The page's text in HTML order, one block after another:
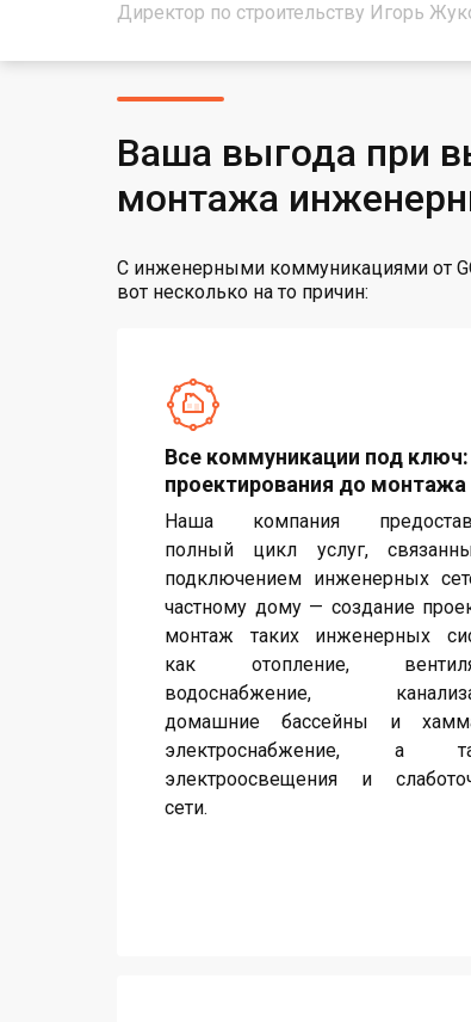
Директор по строительству Игорь
Ваша выгода при
монтажа
С инженерными коммуникациями от
вот несколько на то причин:
Все коммуникации под
проектирования до монтажа
Наша компания
полный цикл услуг,
подключением инженерных
частному дому — создание
монтаж таких инженерных
как отопление,
водоснабжение,
домашние бассейны и
электроснабжение, а
электроосвещения и
сети.